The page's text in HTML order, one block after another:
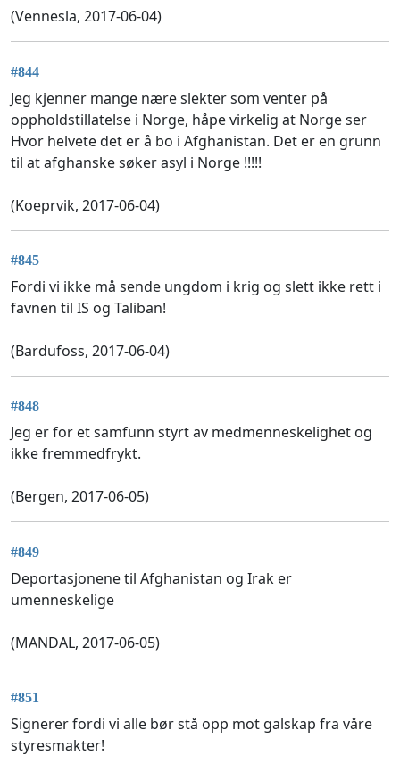
(Vennesla, 2017-06-04)
#844
Jeg kjenner mange nære slekter som venter på
oppholdstillatelse i Norge, håpe virkelig at Norge ser
Hvor helvete det er å bo i Afghanistan. Det er en grunn
til at afghanske søker asyl i Norge !!!!!
(Koeprvik, 2017-06-04)
#845
Fordi vi ikke må sende ungdom i krig og slett ikke rett i
favnen til IS og Taliban!
(Bardufoss, 2017-06-04)
#848
Jeg er for et samfunn styrt av medmenneskelighet og
ikke fremmedfrykt.
(Bergen, 2017-06-05)
#849
Deportasjonene til Afghanistan og Irak er
umenneskelige
(MANDAL, 2017-06-05)
#851
Signerer fordi vi alle bør stå opp mot galskap fra våre
styresmakter!